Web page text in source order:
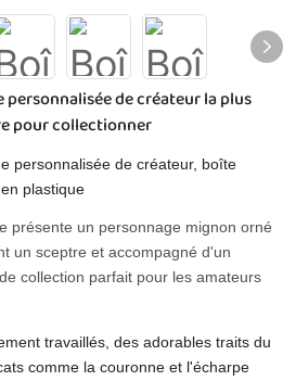
de créateur la plus
pour collectionner
personnalisée de créateur, boîte
plastique
présente un personnage mignon orné
un sceptre et accompagné d'un
collection parfait pour les amateurs
travaillés, des adorables traits du
comme la couronne et l'écharpe